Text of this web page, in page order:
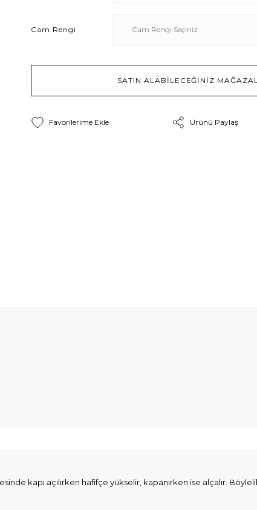
Cam Rengi
SATIN ALABİLECEĞİNİZ
Ürünü Paylaş
kapı açılırken hafifçe yükselir, kapanırken ise alçalır.